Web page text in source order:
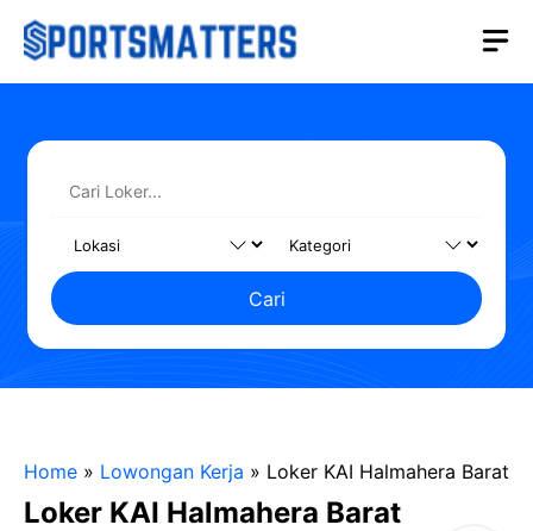
Langsung
Cari
Home » Lowongan Kerja » Loker KAI Halmahera Barat
Loker KAI Halmahera Barat